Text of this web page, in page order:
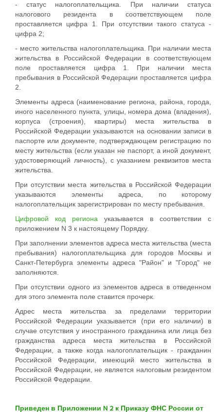
- статус налогоплательщика. При наличии статуса
налогового резидента в соответствующем поле
проставляется цифра 1. При отсутствии такого статуса -
цифра 2;
- место жительства налогоплательщика. При наличии места
жительства в Российской Федерации в соответствующем
поле проставляется цифра 1. При наличии места
пребывания в Российской Федерации проставляется цифра
2.
Элементы адреса (наименование региона, района, города,
иного населенного пункта, улицы, номера дома (владения),
корпуса (строения), квартиры) места жительства в
Российской Федерации указываются на основании записи в
паспорте или документе, подтверждающем регистрацию по
месту жительства (если указан не паспорт, а иной документ,
удостоверяющий личность), с указанием реквизитов места
жительства.
При отсутствии места жительства в Российской Федерации
указываются элементы адреса, по которому
налогоплательщик зарегистрирован по месту пребывания.
Цифровой код региона указывается в соответствии с
приложением N 3 к настоящему Порядку.
При заполнении элементов адреса места жительства (места
пребывания) налогоплательщика для городов Москвы и
Санкт-Петербурга элементы адреса "Район" и "Город" не
заполняются.
При отсутствии одного из элементов адреса в отведенном
для этого элемента поле ставится прочерк.
Адрес места жительства за пределами территории
Российской Федерации указывается (при его наличии) в
случае отсутствия у иностранного гражданина или лица без
гражданства адреса места жительства в Российской
Федерации, а также когда налогоплательщик - гражданин
Российской Федерации, имеющий место жительства в
Российской Федерации, не является налоговым резидентом
Российской Федерации.
Приведен в Приложении N 2 к Приказу ФНС России от